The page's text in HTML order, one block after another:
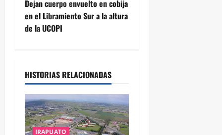
e
g
c
i
ó
Dejan cuerpo envuelto en cobija
en el Libramiento Sur a la altura
de la UCOPI
HISTORIAS RELACIONADAS
IRAPUATO